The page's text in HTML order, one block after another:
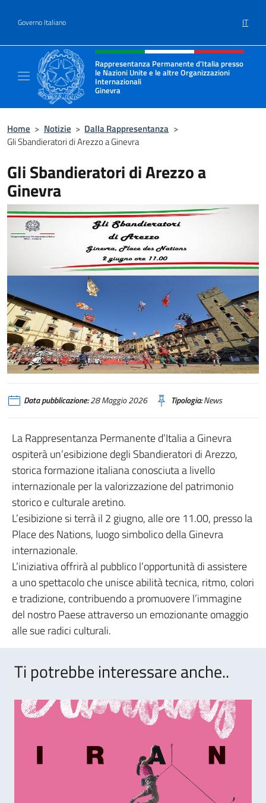
Governo Italiano IT
Intestazione sito, social e menù
Rappresentanza Permanente d'Italia presso
le Nazioni Unite e le altre Organizzazioni
Internazionali
Ginevra
Il sito ufficiale della Rappresentanza Onu
Home > Notizie > Dalla Rappresentanza >
Gli Sbandieratori di Arezzo a Ginevra
Gli Sbandieratori di Arezzo a
Ginevra
Data pubblicazione:28 Maggio 2026 Tipologia:News
La Rappresentanza Permanente d’Italia a Ginevra
ospiterà un’esibizione degli Sbandieratori di Arezzo,
storica formazione italiana conosciuta a livello
internazionale per la valorizzazione del patrimonio
storico e culturale aretino.
L’esibizione si terrà il 2 giugno, alle ore 11.00, presso la
Place des Nations, luogo simbolico della Ginevra
internazionale.
L’iniziativa offrirà al pubblico l’opportunità di assistere
a uno spettacolo che unisce abilità tecnica, ritmo, colori
e tradizione, contribuendo a promuovere l’immagine
del nostro Paese attraverso un emozionante omaggio
alle sue radici culturali.
Ti potrebbe interessare anche..